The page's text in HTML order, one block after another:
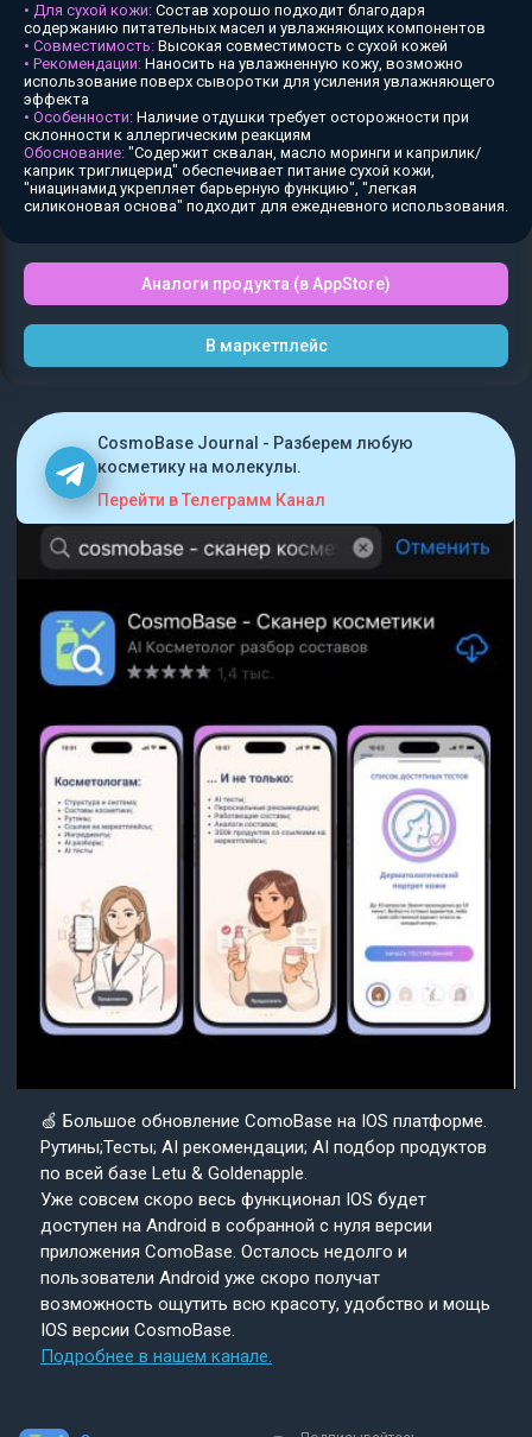
• Для сухой кожи: Состав хорошо подходит благодаря
содержанию питательных масел и увлажняющих компонентов
• Совместимость: Высокая совместимость с сухой кожей
• Рекомендации: Наносить на увлажненную кожу, возможно
использование поверх сыворотки для усиления увлажняющего
эффекта
• Особенности: Наличие отдушки требует осторожности при
склонности к аллергическим реакциям
Обоснование: "Содержит сквалан, масло моринги и каприлик/
каприк триглицерид" обеспечивает питание сухой кожи,
"ниацинамид укрепляет барьерную функцию", "легкая
силиконовая основа" подходит для ежедневного использования.
Аналоги продукта (в AppStore)
В маркетплейс
CosmoBase Journal - Разберем любую
косметику на молекулы.
Перейти в Телеграмм Канал
🍏 Большое обновление ComoBase на IOS платформе.
Рутины;Тесты; AI рекомендации; AI подбор продуктов
по всей базе Letu & Goldenapple.
Уже совсем скоро весь функционал IOS будет
доступен на Android в собранной с нуля версии
приложения ComoBase. Осталось недолго и
пользователи Android уже скоро получат
возможность ощутить всю красоту, удобство и мощь
IOS версии CosmoBase.
Подробнее в нашем канале.